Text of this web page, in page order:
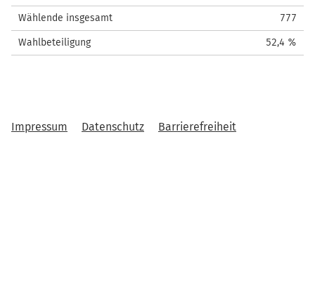
Wählende insgesamt 777
Wahlbeteiligung 52,4 %
Impressum Datenschutz Barrierefreiheit